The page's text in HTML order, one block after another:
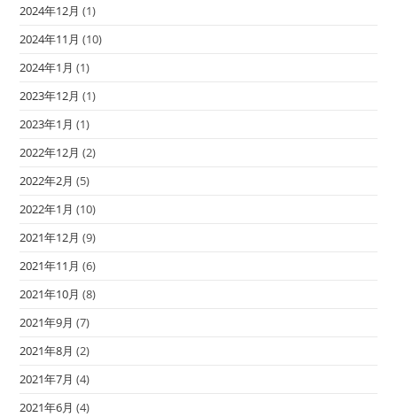
2024年12月 (1)
2024年11月 (10)
2024年1月 (1)
2023年12月 (1)
2023年1月 (1)
2022年12月 (2)
2022年2月 (5)
2022年1月 (10)
2021年12月 (9)
2021年11月 (6)
2021年10月 (8)
2021年9月 (7)
2021年8月 (2)
2021年7月 (4)
2021年6月 (4)